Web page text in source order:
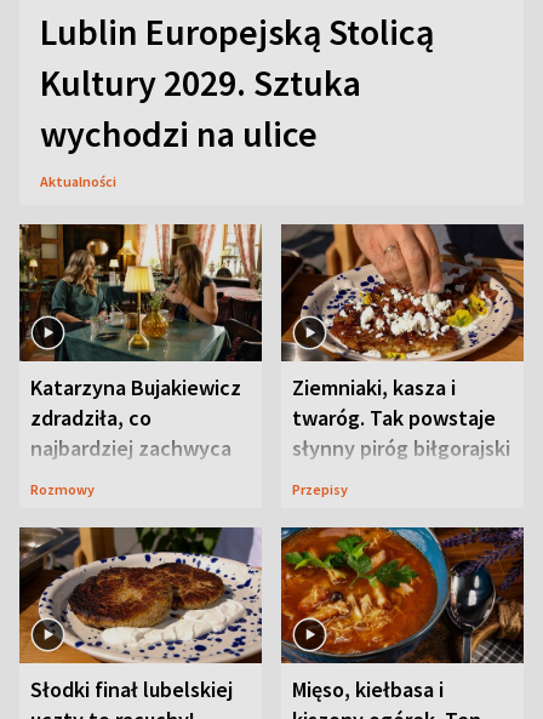
Lublin Europejską Stolicą
Kultury 2029. Sztuka
wychodzi na ulice
Aktualności
Katarzyna Bujakiewicz
zdradziła, co
najbardziej zachwyca
ją w Lublinie
Rozmowy
Ziemniaki, kasza i
twaróg. Tak powstaje
słynny piróg biłgorajski
Przepisy
Słodki finał lubelskiej
Mięso, kiełbasa i